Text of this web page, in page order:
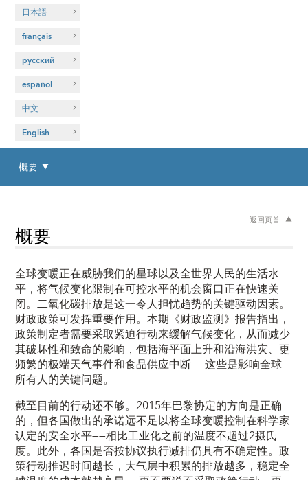
日本語
français
русский
español
中文
English
概要
返回页首
概要
全球变暖正在威胁我们的星球以及全世界人民的生活水
平，将气候变化限制在可控水平的机会窗口正在快速关
闭。二氧化碳排放是这一令人担忧趋势的关键驱动因素。
财政政策可发挥重要作用。本期《财政监测》报告指出，
政策制定者需要采取紧迫行动来缓解气候变化，从而减少
其破坏性和致命的影响，包括海平面上升和沿海洪灾、更
频繁的极端天气事件和食品供应中断——这些是影响全球
所有人的关键问题。
截至目前的行动还不够。2015年巴黎协定的方向是正确
的，但各国做出的承诺远不足以将全球变暖控制在科学家
认定的安全水平——相比工业化之前的温度不超过2摄氏
度。此外，各国是否按协议执行减排仍具有不确定性。政
策行动推迟时间越长，大气层中积累的排放越多，稳定全